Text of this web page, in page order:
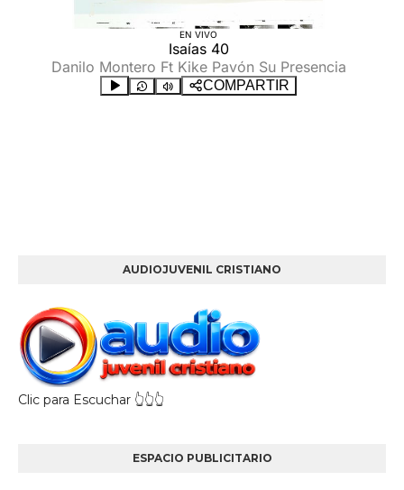
AUDIOJUVENIL CRISTIANO
Clic para Escuchar 👆👆👆
ESPACIO PUBLICITARIO